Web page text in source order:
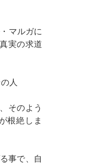
マルガに
実の求道
人
そのよう
根絶しま
事で、自